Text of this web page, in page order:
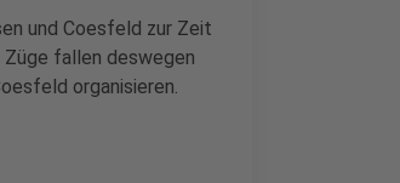
und Coesfeld zur Zeit
fallen deswegen
organisieren.